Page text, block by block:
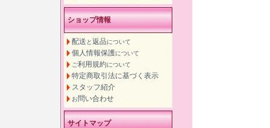
ショップ情報
配送 と返品について
個人情報保護について
ご利用規約について
特定商取引法に基づく表示
スタッフ紹介
お問い合わせ
サイトマップ